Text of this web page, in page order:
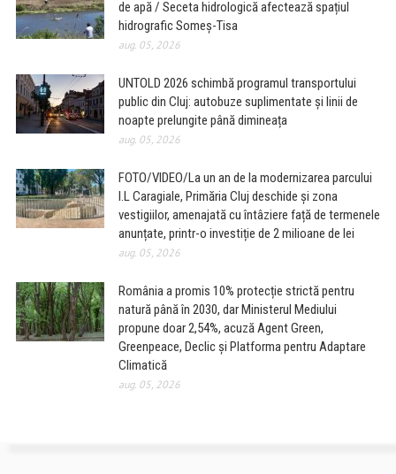
de apă / Seceta hidrologică afectează spațiul
hidrografic Someș-Tisa
aug. 05, 2026
UNTOLD 2026 schimbă programul transportului
public din Cluj: autobuze suplimentate și linii de
noapte prelungite până dimineața
aug. 05, 2026
FOTO/VIDEO/La un an de la modernizarea parcului
I.L Caragiale, Primăria Cluj deschide și zona
vestigiilor, amenajată cu întâziere față de termenele
anunțate, printr-o investiție de 2 milioane de lei
aug. 05, 2026
România a promis 10% protecție strictă pentru
natură până în 2030, dar Ministerul Mediului
propune doar 2,54%, acuză Agent Green,
Greenpeace, Declic și Platforma pentru Adaptare
Climatică
aug. 05, 2026